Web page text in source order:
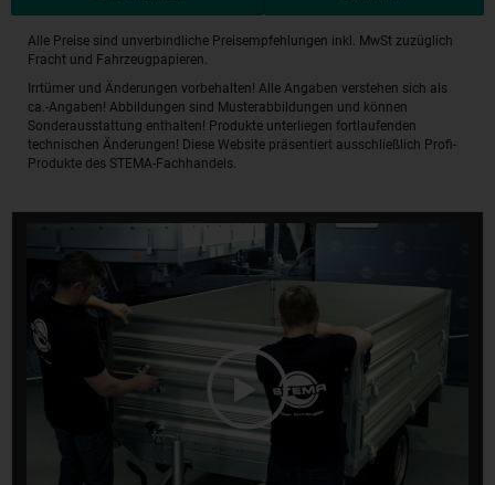
Alle Preise sind unverbindliche Preisempfehlungen inkl. MwSt zuzüglich
Fracht und Fahrzeugpapieren.
Irrtümer und Änderungen vorbehalten! Alle Angaben verstehen sich als
ca.-Angaben! Abbildungen sind Musterabbildungen und können
Sonderausstattung enthalten! Produkte unterliegen fortlaufenden
technischen Änderungen! Diese Website präsentiert ausschließlich Profi-
Produkte des STEMA-Fachhandels.